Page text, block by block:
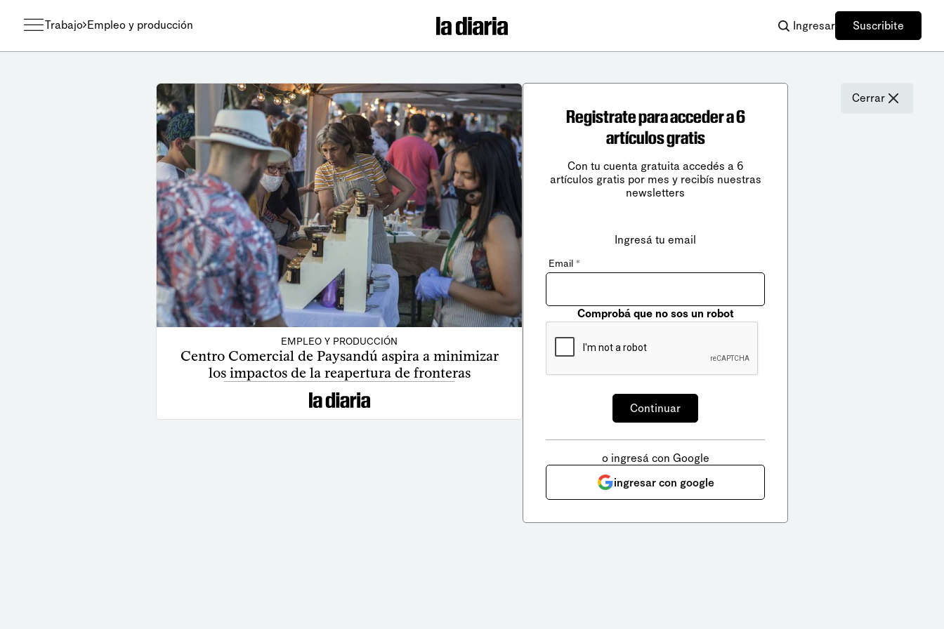
Trabajo Empleo y producción Ingresar Suscribite
EMPLEO Y PRODUCCIÓN
Centro Comercial de Paysandú aspira a minimizar
los impactos de la reapertura de fronteras
Cerrar
Registrate para acceder a 6
artículos gratis
Con tu cuenta gratuita accedés a 6
artículos gratis por mes y recibís nuestras
newsletters
Ingresá tu email
Email *
Comprobá que no sos un robot
o ingresá con Google
ingresar con google